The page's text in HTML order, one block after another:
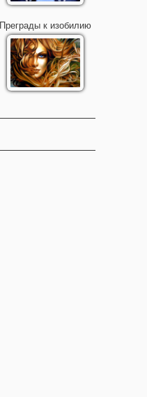
Преграды к изобилию